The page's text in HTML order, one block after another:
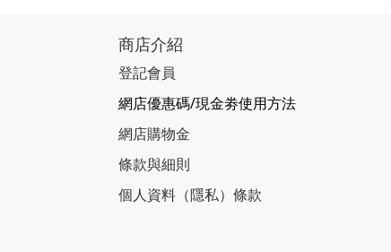
商店介紹
登記會員
網店優惠碼/現金劵使用方法
網店購物金
條款與細則
個人資料（隱私）條款